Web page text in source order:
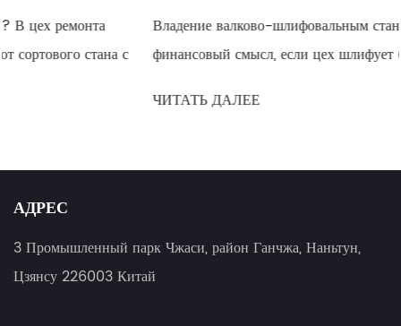
Владение валково-шлифовальным станком с ЧПУ имеет
финансовый смысл, если цех шлифует более 60–80
АДРЕС
3 Промышленный парк Чжаси, район Ганчжа, Наньтун,
Цзянсу 226003 Китай